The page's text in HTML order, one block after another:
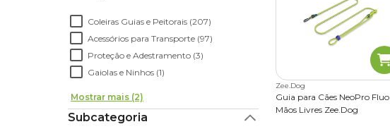
Coleiras Guias e Peitorais (207)
Acessórios para Transporte (97)
Proteção e Adestramento (3)
Gaiolas e Ninhos (1)
Mostrar mais (2)
Subcategoria
Zee.Dog
Guia para Cães NeoPro Fluo
Mãos Livres Zee.Dog